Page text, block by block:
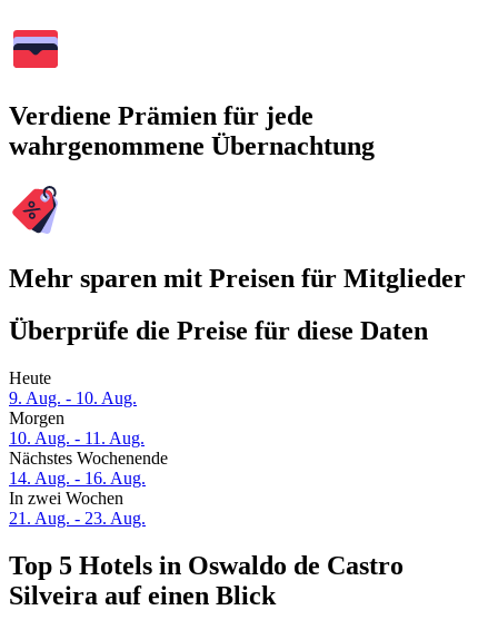
Verdiene Prämien für jede
wahrgenommene Übernachtung
Mehr sparen mit Preisen für Mitglieder
Überprüfe die Preise für diese Daten
Heute
9. Aug. - 10. Aug.
Morgen
10. Aug. - 11. Aug.
Nächstes Wochenende
14. Aug. - 16. Aug.
In zwei Wochen
21. Aug. - 23. Aug.
Top 5 Hotels in Oswaldo de Castro
Silveira auf einen Blick